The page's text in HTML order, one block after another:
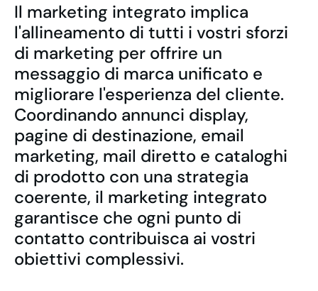
Il marketing integrato implica
l'allineamento di tutti i vostri sforzi
di marketing per offrire un
messaggio di marca unificato e
migliorare l'esperienza del cliente.
Coordinando annunci display,
pagine di destinazione, email
marketing, mail diretto e cataloghi
di prodotto con una strategia
coerente, il marketing integrato
garantisce che ogni punto di
contatto contribuisca ai vostri
obiettivi complessivi.